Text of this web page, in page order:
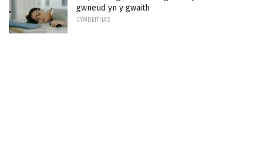
gwneud yn y gwaith
CYMDEITHAS